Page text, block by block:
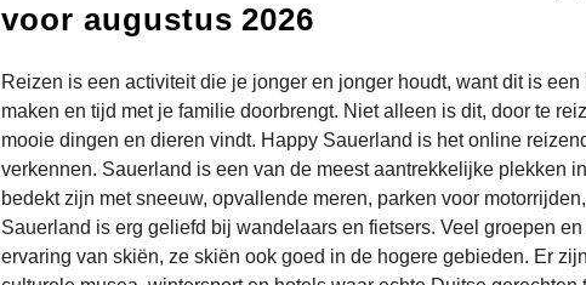
voor augustus 2026
Reizen is een activiteit die je jonger en jonger houdt, want dit is
maken en tijd met je familie doorbrengt. Niet alleen is dit, door te
mooie dingen en dieren vindt. Happy Sauerland is het online
verkennen. Sauerland is een van de meest aantrekkelijke plekken
bedekt zijn met sneeuw, opvallende meren, parken voor
Sauerland is erg geliefd bij wandelaars en fietsers. Veel groepen
ervaring van skiën, ze skiën ook goed in de hogere gebieden. Er